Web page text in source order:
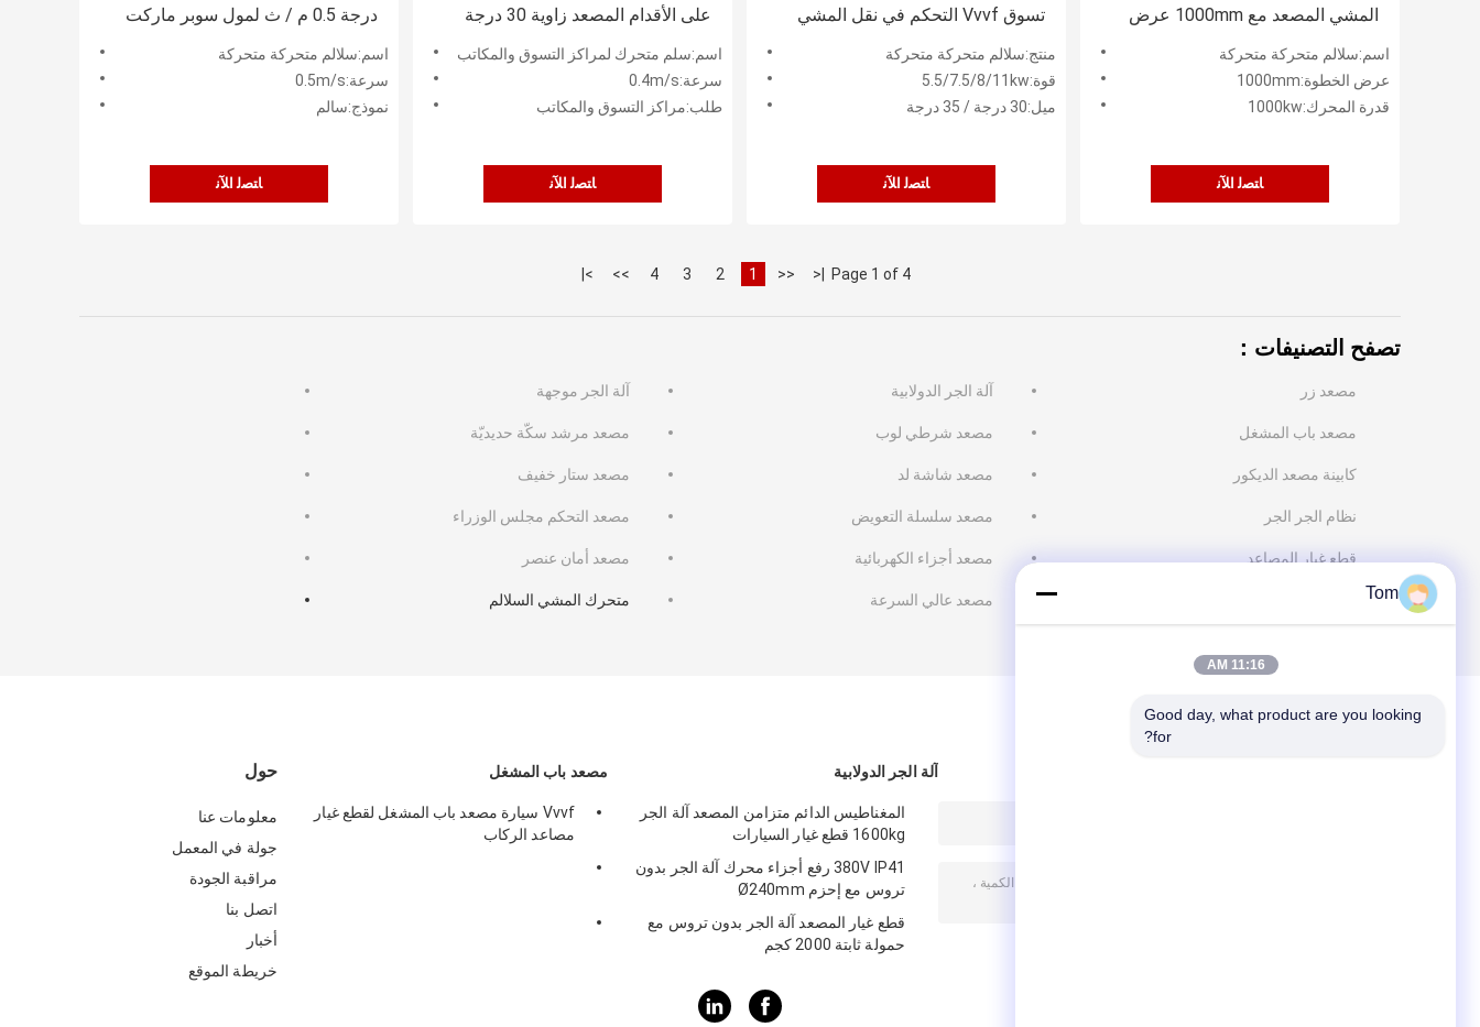
درجة 0.5 م / ث لمول سوبر ماركت
كبيرة
اسم:سلالم متحركة متحركة
سرعة:0.5m/s
نموذج:سالم
ﺎﺘﺼﻟ ﺍﻶﻧ
على الأقدام المصعد زاوية 30 درجة
السرعة 0.4M / S
اسم:سلم متحرك لمراكز التسوق والمكاتب
سرعة:0.4m/s
طلب:مراكز التسوق والمكاتب
ﺎﺘﺼﻟ ﺍﻶﻧ
تسوق Vvvf التحكم في نقل المشي
المصعد
منتج:سلالم متحركة متحركة
قوة:5.5/7.5/8/11kw
ميل:30 درجة / 35 درجة
ﺎﺘﺼﻟ ﺍﻶﻧ
المشي المصعد مع 1000mm عرض
الخطوة
اسم:سلالم متحركة متحركة
عرض الخطوة:1000mm
قدرة المحرك:1000kw
ﺎﺘﺼﻟ ﺍﻶﻧ
Page 1 of 4
|<
<<
1
2
3
4
>>
>|
تصفح التصنيفات：
آلة الجر موجهة آلة الجر الدولابية مصعد زر
مصعد مرشد سكّة حديديّة مصعد شرطي لوب مصعد باب المشغل
مصعد ستار خفيف مصعد شاشة لد كابينة مصعد الديكور
مصعد التحكم مجلس الوزراء مصعد سلسلة التعويض نظام الجر الجر
مصعد أمان عنصر مصعد أجزاء الكهربائية قطع غيار المصاعد
متحرك المشي السلالم مصعد عالي السرعة
حول
معلومات عنا
جولة في المعمل
مراقبة الجودة
اتصل بنا
أخبار
خريطة الموقع
مصعد باب المشغل
Vvvf سيارة مصعد باب المشغل لقطع غيار
مصاعد الركاب
آلة الجر الدولابية
المغناطيس الدائم متزامن المصعد آلة الجر
1600kg قطع غيار السيارات
380V IP41 رفع أجزاء محرك آلة الجر بدون
تروس مع إحزم Ø240mm
قطع غيار المصعد آلة الجر بدون تروس مع
حمولة ثابتة 2000 كجم
Tom
11:16 AM
Good day, what product are you looking
for?